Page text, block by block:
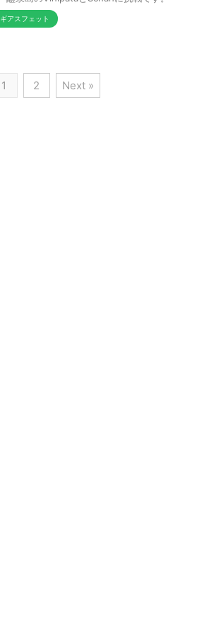
ギアスフェット
1 2 Next »